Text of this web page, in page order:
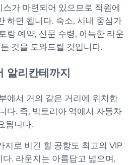
가 마련되어 있으므로 직원에
하면 됩니다. 숙소, 시내 중심가
랑 예약, 신문 수령, 아늑한 라운
것을 도와드릴 것입니다.
알리칸테까지
에서 거의 같은 거리에 위치한
다. 즉, 빅토리아 역에서 자동차
됩니다.
지로 비긴 힐 공항도 최고의 VIP
. 라운지는 아름답고 넓으며,